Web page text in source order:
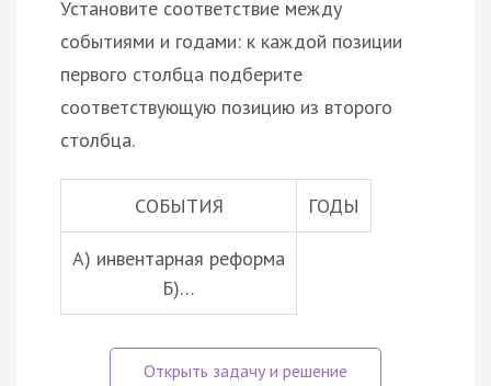
Установите соответствие между
событиями и годами: к каждой позиции
первого столбца подберите
соответствующую позицию из второго
столбца.
СОБЫТИЯ ГОДЫ
А) инвентарная реформа
Б)…